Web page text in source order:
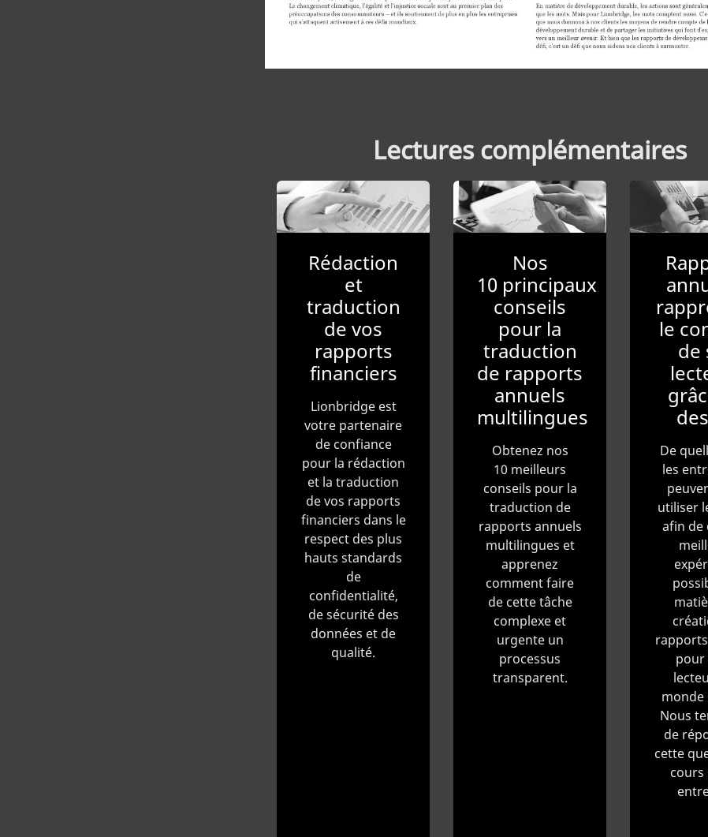
Lectures complémentaires
Rédaction
et
traduction
de vos
rapports
financiers
Lionbridge est
votre partenaire
de confiance
pour la rédaction
et la traduction
de vos rapports
financiers dans le
respect des plus
hauts standards
de
confidentialité,
de sécurité des
données et de
qualité.
Nos
10 principaux
conseils
pour la
traduction
de rapports
annuels
multilingues
Obtenez nos
10 meilleurs
conseils pour la
traduction de
rapports annuels
multilingues et
apprenez
comment faire
de cette tâche
complexe et
urgente un
processus
transparent.
le
de
De
les
utiliser
afin de
pour
monde
Nous
de
cette
cours